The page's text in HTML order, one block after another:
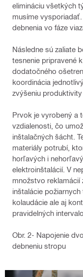
elimináciu všetkých
musíme
debnenia vo fáze
Následne sú zaliate
tesnenie pripravené
dodatočného
koordinácia
zvýšeniu produktivity
Prvok je vyrobený a
vzdialenosti, čo
inštalačných šácht.
materiály potrubí,
horľavých i
elektroinštalácií. V
množstvo
inštalácie
kolaudácie ale aj
pravidelných
Obr. 2- Napojenie
debneniu stropu